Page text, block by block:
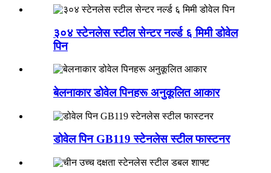
३०४ स्टेनलेस स्टील सेन्टर नर्ल्ड ६ मिमी डोवेल
पिन
बेलनाकार डोवेल पिनहरू अनुकूलित आकार
डोवेल पिन GB119 स्टेनलेस स्टील फास्टनर